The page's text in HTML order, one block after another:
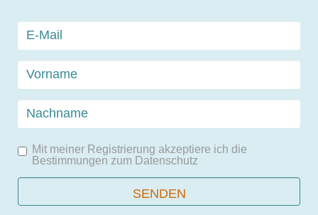
Mit meiner Registrierung akzeptiere ich die
Bestimmungen zum Datenschutz